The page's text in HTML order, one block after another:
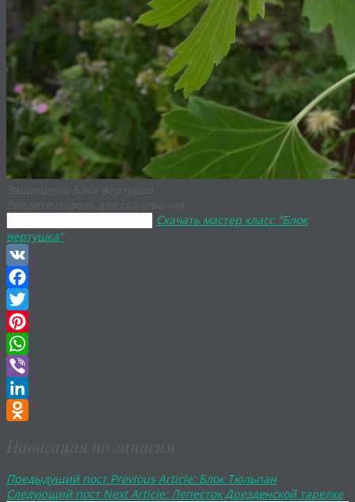
Защищено: Блок вертушка
Введите пароль для скачивания:
Скачать мастер класс "Блок
вертушка"
VK
Facebook
Twitter
Pinterest
WhatsApp
Viber
LinkedIn
Навигация по записям
Предыдущий пост Previous Article: Блок Тюльпан
Следующий пост Next Article: Лепесток Дрезденской тарелке